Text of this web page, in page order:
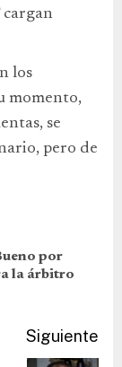
cargan
los
momento,
se
pero de
por
la árbitro
Siguiente